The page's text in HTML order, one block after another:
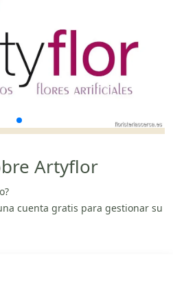
Artyflor
cuenta gratis para gestionar su